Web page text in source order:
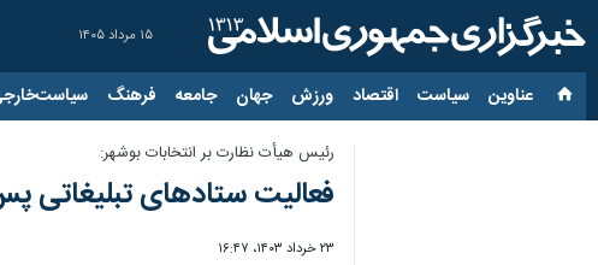
۱۵ مرداد ۱۴۰۵
عناوین‌ سیاست اقتصاد ورزش جهان جامعه فرهنگ
رئیس هیأت نظارت بر انتخابات بوشهر:
فعالیت ستادهای تبلیغاتی
۲۳ خرداد ۱۴۰۳، ۱۶:۴۷